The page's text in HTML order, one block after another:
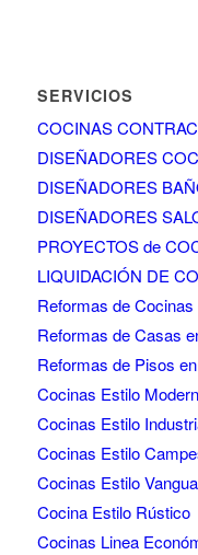
SERVICIOS
COCINAS
DISEÑADORES
DISEÑADORES
DISEÑADORES
PROYECTOS de
LIQUIDACIÓN DE
Reformas de
Reformas de Casas
Reformas de Pisos
Cocinas Estilo
Cocinas Estilo
Cocinas Estilo
Cocinas Estilo
Cocina Estilo Rústico
Cocinas Linea